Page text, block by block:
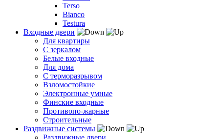
Terso
Bianco
Testura
Входные двери
Для квартиры
С зеркалом
Белые входные
Для дома
С терморазрывом
Взломостойкие
Электронные умные
Финские входные
Противопо-жарные
Строительные
Раздвижные системы
Раздвижные двери